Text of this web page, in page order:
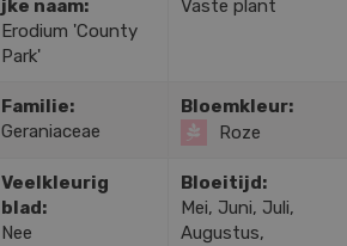
jke naam:
Erodium 'County
Park'
Vaste plant
Familie:
Geraniaceae
Bloemkleur:
Roze
Veelkleurig
blad:
Nee
Bloeitijd:
Mei, Juni, Juli,
Augustus,